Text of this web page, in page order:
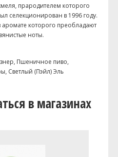
прародителем которого
селекционирован в 1996 году.
которого преобладают
ноты.
Пшеничное пиво,
Светлый (Пэйл) Эль
в магазинах